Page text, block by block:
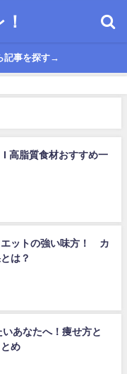
記事を探す→
I 高脂質食材おすすめ一
エットの強い味方！ カ
は？
あなたへ！痩せ方と
め